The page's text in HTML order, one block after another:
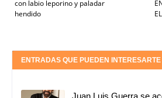
con labio leporino y paladar
hendido
ENTRADAS QUE PUEDEN INTERESARTE
Juan Luis Guerra se